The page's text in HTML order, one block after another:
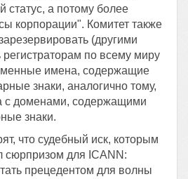
статус, а потому более
корпорации". Комитет также
(другими
регистраторам по всему миру
имена, содержащие
знаки, аналогично тому,
с доменами, содержащими
знаки.
что судебный иск, которым
сюрпризом для ICANN:
прецедентом для волны